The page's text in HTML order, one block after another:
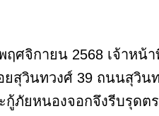
ฤศจิกายน 2568 เจ้าหน้
สุวินทวงศ์ 39 ถนนสุวิน
กู้ภัยหนองจอกจึงรีบรุดต